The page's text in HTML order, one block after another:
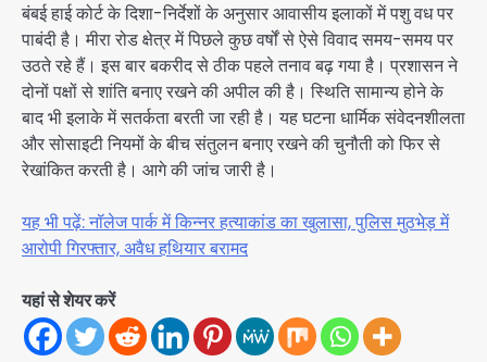
बंबई हाई कोर्ट के दिशा-निर्देशों के अनुसार आवासीय इलाकों में पशु वध पर
पाबंदी है। मीरा रोड क्षेत्र में पिछले कुछ वर्षों से ऐसे विवाद समय-समय पर
उठते रहे हैं। इस बार बकरीद से ठीक पहले तनाव बढ़ गया है। प्रशासन ने
दोनों पक्षों से शांति बनाए रखने की अपील की है। स्थिति सामान्य होने के
बाद भी इलाके में सतर्कता बरती जा रही है। यह घटना धार्मिक संवेदनशीलता
और सोसाइटी नियमों के बीच संतुलन बनाए रखने की चुनौती को फिर से
रेखांकित करती है। आगे की जांच जारी है।
यह भी पढ़ें: नॉलेज पार्क में किन्नर हत्याकांड का खुलासा, पुलिस मुठभेड़ में
आरोपी गिरफ्तार, अवैध हथियार बरामद
यहां से शेयर करें